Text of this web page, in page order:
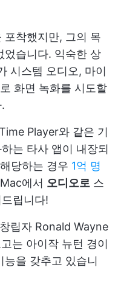
포착했지만, 그의 목
었습니다. 익숙한 상
시스템 오디오, 마이
화면 녹화를 시도할
Player와 같은 기
는 타사 앱이 내장되
당하는 경우 1억 명
에서 오디오로 스
립니다!
립자 Ronald Wayne
는 아이작 뉴턴 경이
을 갖추고 있습니